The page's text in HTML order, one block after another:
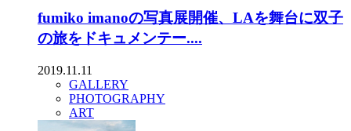
fumiko imanoの写真展開催、LAを舞台に双子
の旅をドキュメンテー....
2019.11.11
GALLERY
PHOTOGRAPHY
ART